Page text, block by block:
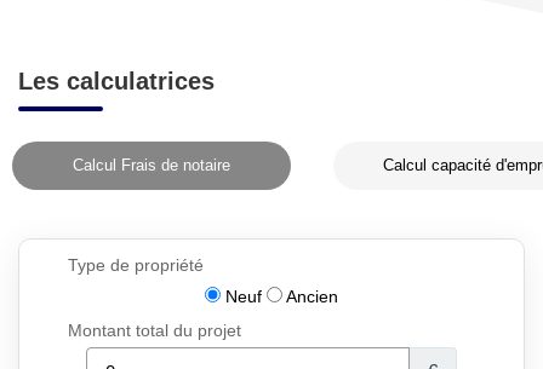
Les calculatrices
Calcul Frais de notaire Calcul capacité